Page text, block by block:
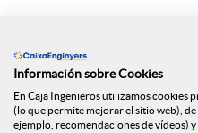
R
l
t
Información sobre Cookies
En Caja Ingenieros utilizamos cookies
(lo que permite mejorar el sitio web),
ejemplo, recomendaciones de vídeos)